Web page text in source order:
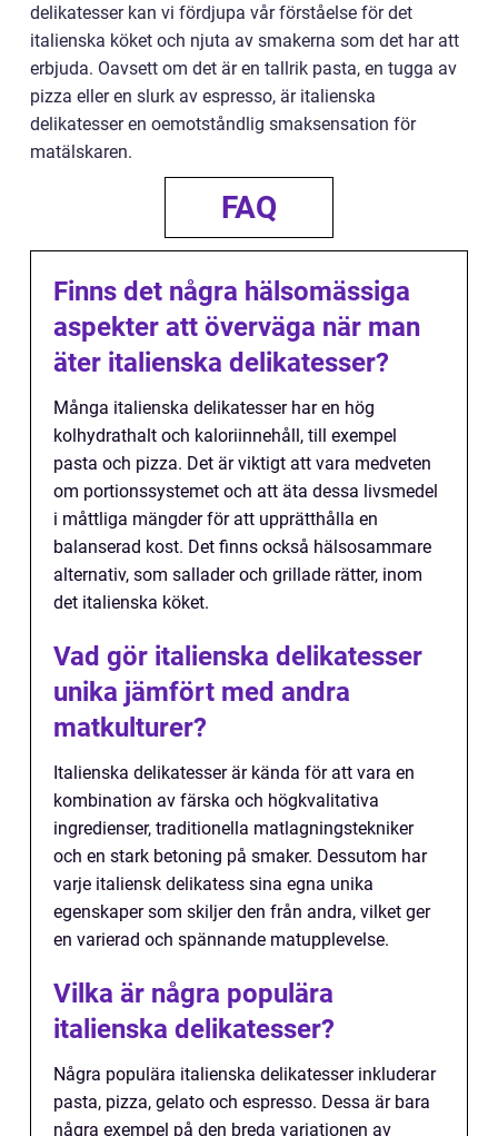
delikatesser kan vi fördjupa vår förståelse för det
italienska köket och njuta av smakerna som det har att
erbjuda. Oavsett om det är en tallrik pasta, en tugga av
pizza eller en slurk av espresso, är italienska
delikatesser en oemotståndlig smaksensation för
matälskaren.
FAQ
Finns det några hälsomässiga
aspekter att överväga när man
äter italienska delikatesser?
Många italienska delikatesser har en hög
kolhydrathalt och kaloriinnehåll, till exempel
pasta och pizza. Det är viktigt att vara medveten
om portionssystemet och att äta dessa livsmedel
i måttliga mängder för att upprätthålla en
balanserad kost. Det finns också hälsosammare
alternativ, som sallader och grillade rätter, inom
det italienska köket.
Vad gör italienska delikatesser
unika jämfört med andra
matkulturer?
Italienska delikatesser är kända för att vara en
kombination av färska och högkvalitativa
ingredienser, traditionella matlagningstekniker
och en stark betoning på smaker. Dessutom har
varje italiensk delikatess sina egna unika
egenskaper som skiljer den från andra, vilket ger
en varierad och spännande matupplevelse.
Vilka är några populära
italienska delikatesser?
Några populära italienska delikatesser inkluderar
pasta, pizza, gelato och espresso. Dessa är bara
några exempel på den breda variationen av